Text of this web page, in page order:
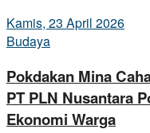
Kamis, 23 April 2026
Budaya
Pokdakan Mina
PT PLN Nusantara
Ekonomi Warga